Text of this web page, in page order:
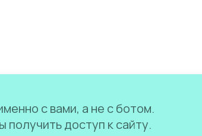
с вами, а не с ботом.
доступ к сайту.